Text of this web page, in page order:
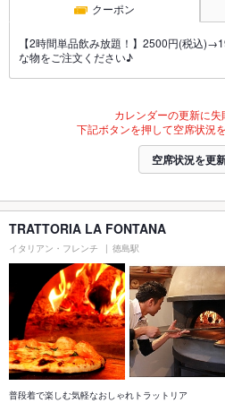
クーポン
【2時間単品飲み放題！】2500円(税込
な物をご注文ください♪
カレンダーの更新に失
下記ボタンを押して空席状況
空席状況を更
TRATTORIA LA FONTANA
イタリアン・フレンチ 徳島駅
普段着で楽しむ気軽なおしゃれトラットリア